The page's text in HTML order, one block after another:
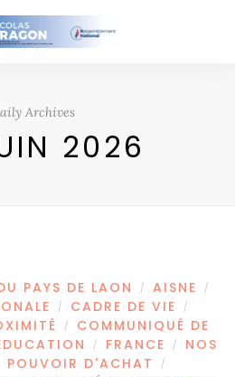
Archives
2026
PAYS DE LAON / AISNE /
/ CADRE DE VIE /
/
COMMUNIQUÉ DE
/ FRANCE /
NOS
POUVOIR D'ACHAT /